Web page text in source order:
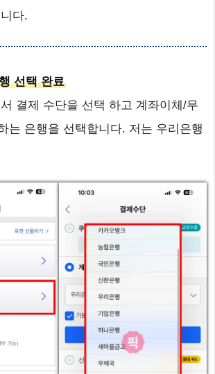
다.
선택 완료
결제 수단을 선택 하고 계좌이체/무
는 은행을 선택합니다. 저는 우리은행